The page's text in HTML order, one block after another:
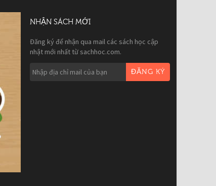
NHẬN SÁCH MỚI
Đăng ký để nhận qua mail các sách học cập
nhật mới nhất từ sachhoc.com.
ĐĂNG KÝ